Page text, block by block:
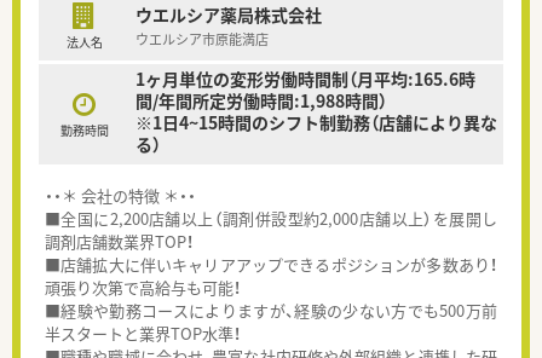
法人名
ウエルシア薬局株式会社
ウエルシア市原能満店
勤務時間
1ヶ月単位の変形労働時間制（月平均:165.6時
間/年間所定労働時間:1,988時間）
※1日4~15時間のシフト制勤務（店舗により異な
る）
・・＊ 会社の特徴 ＊・・
■全国に2,200店舗以上（調剤併設型約2,000店舗以上）を展開し
調剤店舗数業界TOP！
■店舗拡大に伴いキャリアアップできるポジションが多数あり！
頑張り次第で高給与も可能！
■経験や勤務コースによりますが、経験の少ない方でも500万前
半スタートと業界TOP水準！